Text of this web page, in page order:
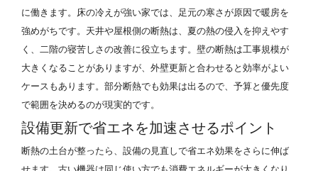
に働きます。床の冷えが強い家では、足元の寒さが原因で暖房を
強めがちです。天井や屋根側の断熱は、夏の熱の侵入を抑えやす
く、二階の寝苦しさの改善に役立ちます。壁の断熱は工事規模が
大きくなることがありますが、外壁更新と合わせると効率がよい
ケースもあります。部分断熱でも効果は出るので、予算と優先度
で範囲を決めるのが現実的です。
設備更新で省エネを加速させるポイント
断熱の土台が整ったら、設備の見直しで省エネ効果をさらに伸ば